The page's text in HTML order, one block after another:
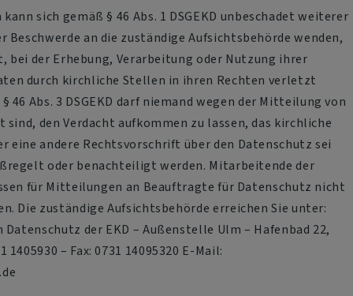
sich gemäß § 46 Abs. 1 DSGEKD unbeschadet weiterer
Beschwerde an die zuständige Aufsichtsbehörde wenden,
bei der Erhebung, Verarbeitung oder Nutzung ihrer
durch kirchliche Stellen in ihren Rechten verletzt
46 Abs. 3 DSGEKD darf niemand wegen der Mitteilung von
sind, den Verdacht aufkommen zu lassen, das kirchliche
eine andere Rechtsvorschrift über den Datenschutz sei
oder benachteiligt werden. Mitarbeitende der
für Mitteilungen an Beauftragte für Datenschutz nicht
Die zuständige Aufsichtsbehörde erreichen Sie unter:
der EKD – Außenstelle Ulm – Hafenbad 22,
– Fax: 0731 14095320 E-Mail: